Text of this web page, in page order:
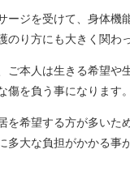
ージを受けて、身体機
のり方にも大きく関わ
ご本人は生きる希望や
傷を負う事になります。
を希望する方が多いた
多大な負担がかかる事